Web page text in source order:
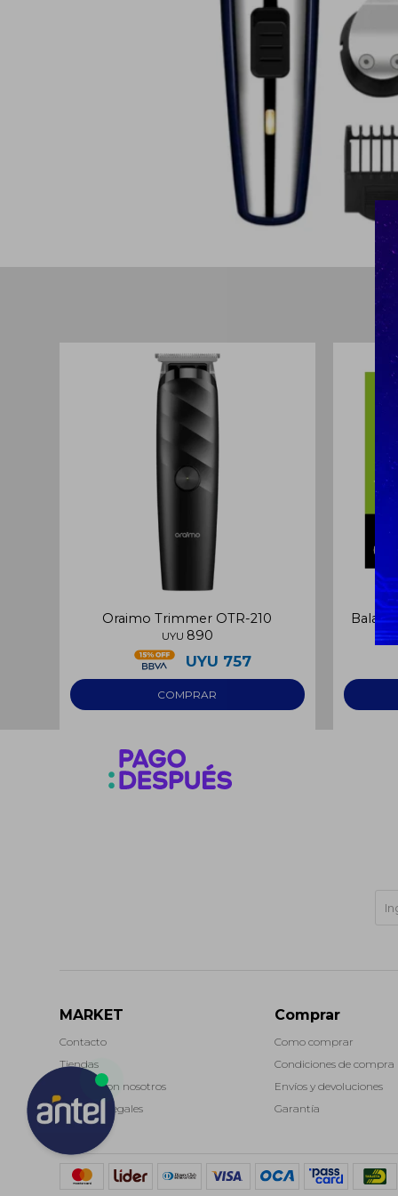
Oraimo Trimmer OTR-210
UYU 890
UYU 757
MARKET
Contacto
Tiendas
Trabaja con nosotros
Términos legales
Comprar
Como comprar
Condiciones de compra
Envíos y devoluciones
Garantía